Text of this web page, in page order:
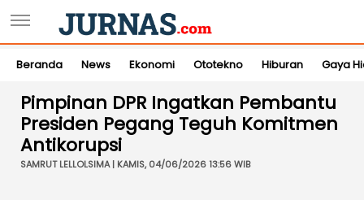
Beranda News Ekonomi Ototekno Hiburan Gaya
Pimpinan DPR Ingatkan Pembantu
Presiden Pegang Teguh Komitmen
Antikorupsi
SAMRUT LELLOLSIMA | KAMIS, 04/06/2026 13:56 WIB